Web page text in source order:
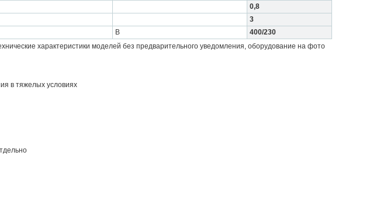
0,8
3
В
400/230
характеристики моделей без предварительного уведомления, оборудование на фото
в тяжелых условиях